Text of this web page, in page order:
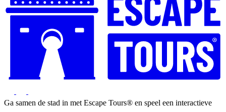
Ga samen de stad in met Escape Tours® en speel een interactieve